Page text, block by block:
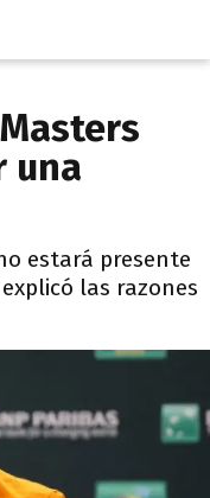
una
estará presente
las razones